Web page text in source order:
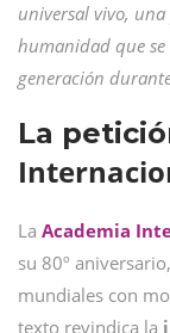
universal vivo,
humanidad que
generación
La
La Academia
su 80º
mundiales con
texto revindica la